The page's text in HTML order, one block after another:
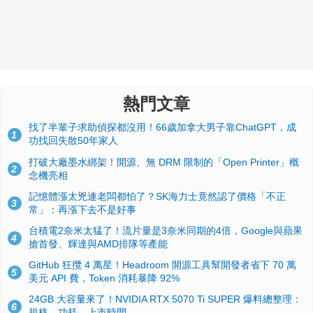
熱門文章
1
找了半輩子求助偵探都沒用！66歲加拿大男子靠ChatGPT，成
功找回失散50年家人
2
打破大廠墨水綁架！開源、無 DRM 限制的「Open Printer」概
念機亮相
3
記憶體漲太兇連老闆都怕了？SK海力士竟然認了價格「不正
常」：再漲下去不是好事
4
台積電2奈米太猛了！流片量是3奈米同期的4倍，Google與蘋果
搶首發、輝達與AMD排隊等產能
5
GitHub 狂攬 4 萬星！Headroom 開源工具幫開發者省下 70 萬
美元 API 費，Token 消耗暴降 92%
6
24GB 大容量來了！NVIDIA RTX 5070 Ti SUPER 爆料總整理：